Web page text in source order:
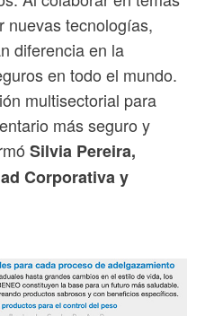
nuevas tecnologías,
diferencia en la
en todo el mundo.
multisectorial para
más seguro y
Silvia Pereira,
Corporativa y